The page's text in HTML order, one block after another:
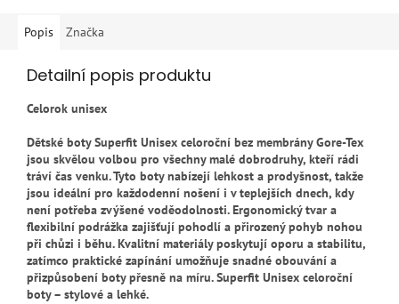
Popis Značka
Detailní popis produktu
Celorok unisex
Dětské boty Superfit Unisex celoroční bez membrány Gore-Tex
jsou skvělou volbou pro všechny malé dobrodruhy, kteří rádi
tráví čas venku. Tyto boty nabízejí lehkost a prodyšnost, takže
jsou ideální pro každodenní nošení i v teplejších dnech, kdy
není potřeba zvýšené voděodolnosti. Ergonomický tvar a
flexibilní podrážka zajišťují pohodlí a přirozený pohyb nohou
při chůzi i běhu. Kvalitní materiály poskytují oporu a stabilitu,
zatímco praktické zapínání umožňuje snadné obouvání a
přizpůsobení boty přesně na míru. Superfit Unisex celoroční
boty – stylové a lehké.